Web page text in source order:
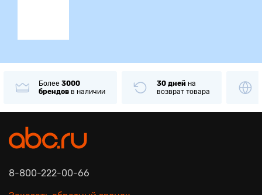
Более 3000
брендов в наличии
30 дней на
возврат товара
8-800-222-00-66